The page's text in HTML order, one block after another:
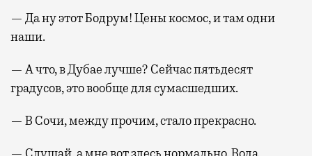
— Да ну этот Бодрум! Цены космос, и там одни
наши.
— А что, в Дубае лучше? Сейчас пятьдесят
градусов, это вообще для сумасшедших.
— В Сочи, между прочим, стало прекрасно.